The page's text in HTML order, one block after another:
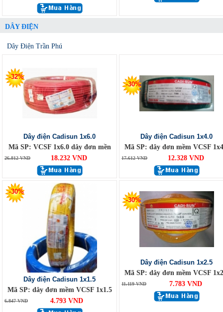
DÂY ĐIỆN
Dây Điện Trần Phú
-32%
Dây điện Cadisun 1x6.0
Mã SP: VCSF 1x6.0 dây đơn mền
26.812 VND 18.232 VND
-30%
Dây điện Cadisun 1x4.0
Mã SP: dây đơn mềm VCSF
17.612 VND 12.328 VND
-30%
Dây điện Cadisun 1x1.5
Mã SP: dây đơn mềm VCSF 1x1.5
6.847 VND 4.793 VND
-30%
Dây điện Cadisun 1x2.5
Mã SP: dây đơn mềm VCSF
11.119 VND 7.783 VND